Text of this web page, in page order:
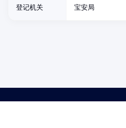
登记机关 宝安局